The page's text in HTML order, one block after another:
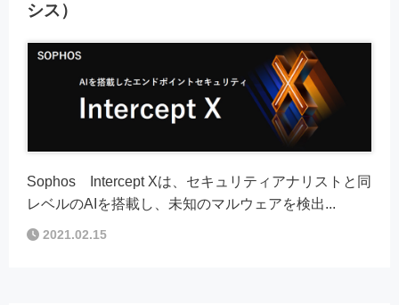
シス）
Sophos Intercept Xは、セキュリティアナリストと同
レベルのAIを搭載し、未知のマルウェアを検出...
2021.02.15